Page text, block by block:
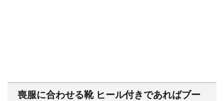
喪服に合わせる靴 ヒール付きであればブー